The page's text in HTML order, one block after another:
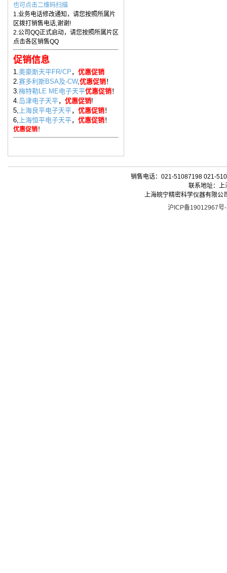
也可点击二维码扫描
1.业务电话修改通知，请您按照所属片
区拨打销售电话,谢谢!
2.公司QQ正式启动，请您按照所属片区
点击各区销售QQ
促销信息
1. 奥豪斯天平FR/CP ， 优惠促销
2. 赛多利斯BSA及-CW, 优惠促销！
3. 梅特勒LE ME电子天平优惠促销！
4. 岛津电子天平， 优惠促销!
5,
上海良平电子天平， 优惠促销！
6,
上海恒平电子天平， 优惠促销！
优惠促销！
销售电话：021-51087198 021-
联系地址：
上海皖宁精密科学仪器有限
沪ICP备19012967号